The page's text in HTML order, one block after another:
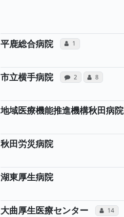
平鹿総合病院 コミュニケーション
1 所属医師へ
市立横手病院 感想投稿（合算）
2 病院への声
コミュニケ
8 所属
地域医療機能推進機構秋田病院
秋田労災病院
湖東厚生病院
大曲厚生医療センター コミュ
14